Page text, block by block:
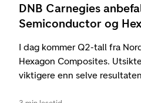
DNB Carnegies
Semiconductor og
I dag kommer Q2-tall fra
Hexagon Composites.
viktigere enn selve